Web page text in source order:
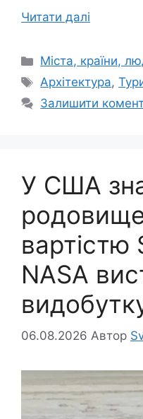
Читати далі
Категорії
Міста, країни,
Позначки
Архітектура,
Залишити
У США
вартістю
NASA
06.08.2026 Автор